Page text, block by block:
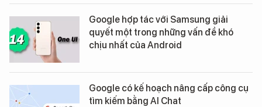
Google hợp tác với Samsung giải
quyết một trong những vấn đề khó
chịu nhất của Android
Google có kế hoạch nâng cấp công cụ
tìm kiếm bằng AI Chat